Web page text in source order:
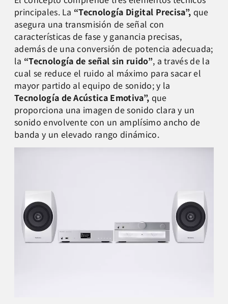
principales. La “Tecnología Digital Precisa”, que
asegura una transmisión de señal con
características de fase y ganancia precisas,
además de una conversión de potencia adecuada;
la “Tecnología de señal sin ruido”, a través de la
cual se reduce el ruido al máximo para sacar el
mayor partido al equipo de sonido; y la
Tecnología de Acústica Emotiva”, que
proporciona una imagen de sonido clara y un
sonido envolvente con un amplísimo ancho de
banda y un elevado rango dinámico.